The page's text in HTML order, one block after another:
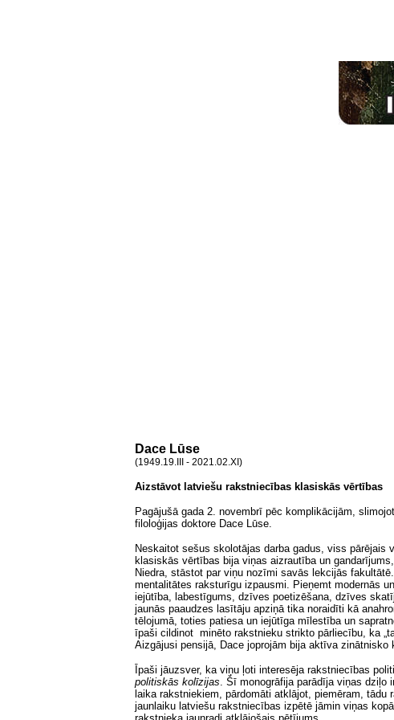
Dace Lūse
(1949.19.III - 2021.02.XI)
Aizstāvot latviešu rakstniecības klasiskās vērtības
Pagājušā gada 2. novembrī pēc komplikācijām,
filoloģijas doktore Dace Lūse.
Neskaitot sešus skolotājas darba gadus, viss
klasiskās vērtības bija viņas aizrautība un
Niedra, stāstot par viņu nozīmi savās lekcijās
mentalitātes raksturīgu izpausmi. Pieņemt modernās
iejūtība, labestīgums, dzīves poetizēšana, dzīves
jaunās paaudzes lasītāju apziņā tika noraidīti kā
tēlojumā, toties patiesa un iejūtīga mīlestība un
īpaši cildinot minēto rakstnieku strikto pārliecību, ka
Aizgājusi pensijā, Dace joprojām bija aktīva
Īpaši jāuzsver, ka viņu ļoti interesēja rakstniecības
politiskās kolīzijas. Šī monogrāfija parādīja viņas dziļo
laika rakstniekiem, pārdomāti atklājot, piemēram,
jaunlaiku latviešu rakstniecības izpētē jāmin viņas